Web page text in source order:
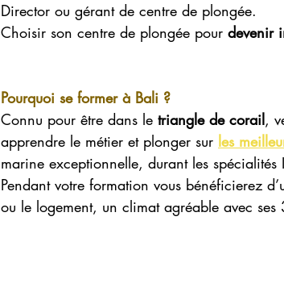
Director ou gérant de centre de plongée.
Choisir son centre de plongée pour devenir
Pourquoi se former à Bali ?
Connu pour être dans le triangle de corail,
apprendre le métier et plonger sur les
marine exceptionnelle, durant les spécialités
Pendant votre formation vous bénéficierez
ou le logement, un climat agréable avec ses